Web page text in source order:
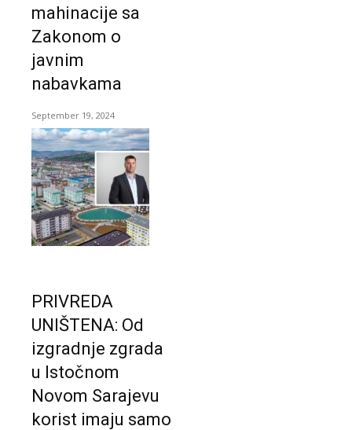
mahinacije sa
Zakonom o
javnim
nabavkama
September 19, 2024
PRIVREDA
UNIŠTENA: Od
izgradnje zgrada
u Istočnom
Novom Sarajevu
korist imaju samo